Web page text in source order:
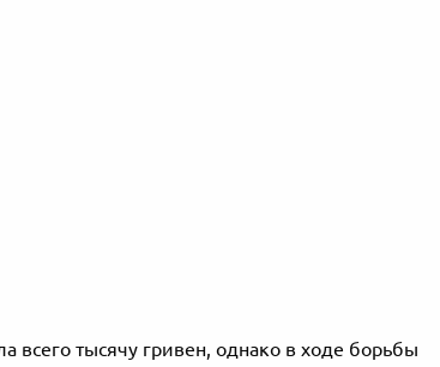
всего тысячу гривен, однако в ходе борьбы